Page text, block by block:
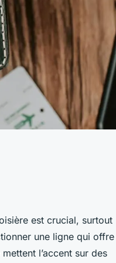
est crucial, surtout
une ligne qui offre
mettent l’accent sur des